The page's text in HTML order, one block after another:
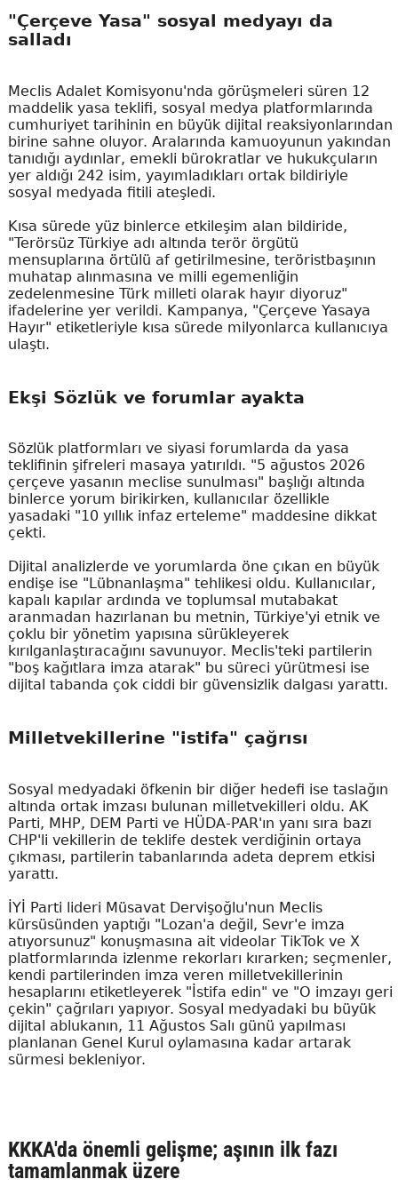
"Çerçeve Yasa" sosyal medyayı da
salladı
Meclis Adalet Komisyonu'nda görüşmeleri süren 12
maddelik yasa teklifi, sosyal medya platformlarında
cumhuriyet tarihinin en büyük dijital reaksiyonlarından
birine sahne oluyor. Aralarında kamuoyunun yakından
tanıdığı aydınlar, emekli bürokratlar ve hukukçuların
yer aldığı 242 isim, yayımladıkları ortak bildiriyle
sosyal medyada fitili ateşledi.
Kısa sürede yüz binlerce etkileşim alan bildiride,
"Terörsüz Türkiye adı altında terör örgütü
mensuplarına örtülü af getirilmesine, teröristbaşının
muhatap alınmasına ve milli egemenliğin
zedelenmesine Türk milleti olarak hayır diyoruz"
ifadelerine yer verildi. Kampanya, "Çerçeve Yasaya
Hayır" etiketleriyle kısa sürede milyonlarca kullanıcıya
ulaştı.
Ekşi Sözlük ve forumlar ayakta
Sözlük platformları ve siyasi forumlarda da yasa
teklifinin şifreleri masaya yatırıldı. "5 ağustos 2026
çerçeve yasanın meclise sunulması" başlığı altında
binlerce yorum birikirken, kullanıcılar özellikle
yasadaki "10 yıllık infaz erteleme" maddesine dikkat
çekti.
Dijital analizlerde ve yorumlarda öne çıkan en büyük
endişe ise "Lübnanlaşma" tehlikesi oldu. Kullanıcılar,
kapalı kapılar ardında ve toplumsal mutabakat
aranmadan hazırlanan bu metnin, Türkiye'yi etnik ve
çoklu bir yönetim yapısına sürükleyerek
kırılganlaştıracağını savunuyor. Meclis'teki partilerin
"boş kağıtlara imza atarak" bu süreci yürütmesi ise
dijital tabanda çok ciddi bir güvensizlik dalgası yarattı.
Milletvekillerine "istifa" çağrısı
Sosyal medyadaki öfkenin bir diğer hedefi ise taslağın
altında ortak imzası bulunan milletvekilleri oldu. AK
Parti, MHP, DEM Parti ve HÜDA-PAR'ın yanı sıra bazı
CHP'li vekillerin de teklife destek verdiğinin ortaya
çıkması, partilerin tabanlarında adeta deprem etkisi
yarattı.
İYİ Parti lideri Müsavat Dervişoğlu'nun Meclis
kürsüsünden yaptığı "Lozan'a değil, Sevr'e imza
atıyorsunuz" konuşmasına ait videolar TikTok ve X
platformlarında izlenme rekorları kırarken; seçmenler,
kendi partilerinden imza veren milletvekillerinin
hesaplarını etiketleyerek "İstifa edin" ve "O imzayı geri
çekin" çağrıları yapıyor. Sosyal medyadaki bu büyük
dijital ablukanın, 11 Ağustos Salı günü yapılması
planlanan Genel Kurul oylamasına kadar artarak
sürmesi bekleniyor.
KKKA'da önemli gelişme; aşının ilk fazı
tamamlanmak üzere